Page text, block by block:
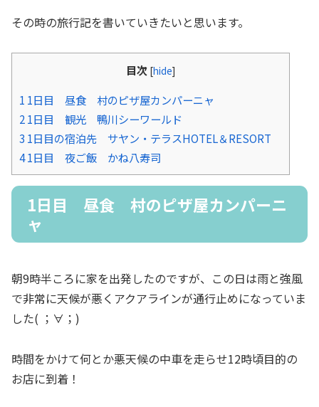
その時の旅行記を書いていきたいと思います。
目次 [hide]
1 1日目 昼食 村のピザ屋カンパーニャ
21日目 観光 鴨川シーワールド
3 1日目の宿泊先 サヤン・テラスHOTEL＆RESORT
41日目 夜ご飯 かね八寿司
1日目 昼食 村のピザ屋カンパーニ
ャ
朝9時半ころに家を出発したのですが、この日は雨と強風
で非常に天候が悪くアクアラインが通行止めになっていま
した( ；∀；)
時間をかけて何とか悪天候の中車を走らせ12時頃目的の
お店に到着！